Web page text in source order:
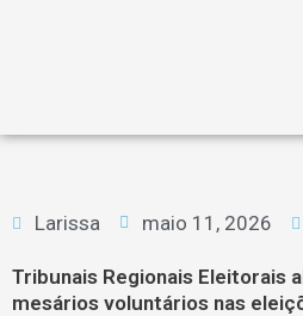
Larissa maio 11, 2026
Tribunais Regionais Eleitorais
mesários voluntários nas